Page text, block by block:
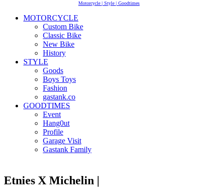
Motorcycle | Style | Goodtimes
MOTORCYCLE
Custom Bike
Classic Bike
New Bike
History
STYLE
Goods
Boys Toys
Fashion
gastank.co
GOODTIMES
Event
Hang0ut
Profile
Garage Visit
Gastank Family
Etnies X Michelin |